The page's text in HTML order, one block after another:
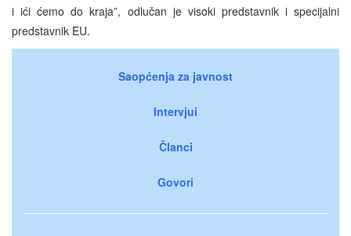
i ići ćemo do kraja”, odlučan je visoki predstavnik i specijalni
predstavnik EU.
Saopćenja za javnost
Intervjui
Članci
Govori